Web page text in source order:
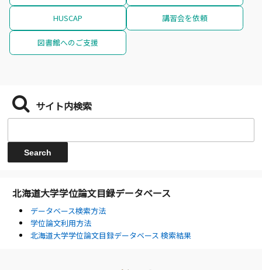
HUSCAP 講習会を依頼
図書館へのご支援
サイト内検索
北海道大学学位論文目録データベース
データベース検索方法
学位論文利用方法
北海道大学学位論文目録データベース 検索結果